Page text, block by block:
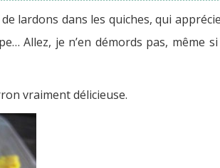
lardons dans les quiches, qui
Allez, je n’en démords pas, même si
vraiment délicieuse.